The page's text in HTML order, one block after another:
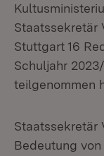
Staatssekretär
Stuttgart 16
Schuljahr
teilgenommen
Staatssekretär
Bedeutung